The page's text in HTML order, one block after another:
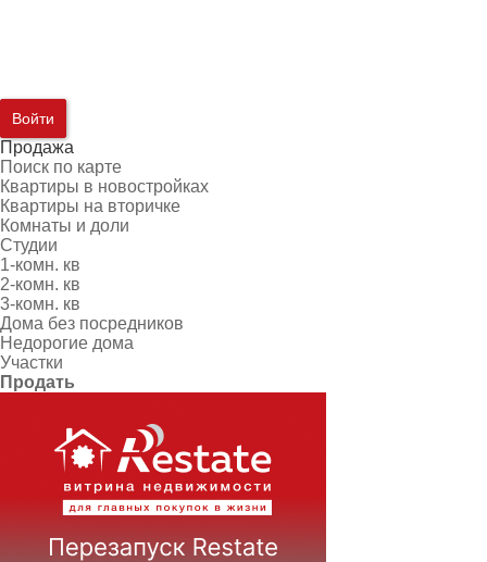
Войти
Продажа
Поиск по карте
Квартиры в новостройках
Квартиры на вторичке
Комнаты и доли
Студии
1-комн. кв
2-комн. кв
3-комн. кв
Дома без посредников
Недорогие дома
Участки
Продать